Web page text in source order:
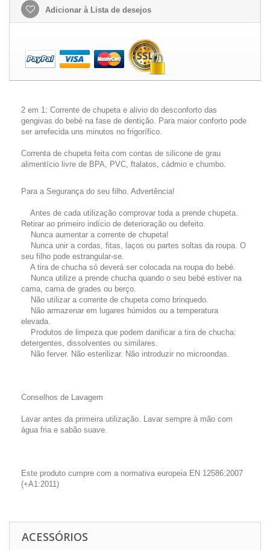
Adicionar à Lista de desejos
2 em 1: Corrente de chupeta e alivio do desconforto das
gengivas do bebé na fase de dentição. Para maior conforto pode
ser arrefecida uns minutos no frigorífico.
Correnta de chupeta feita com contas de silicone de grau
alimentício livre de BPA, PVC, ftalatos, cádmio e chumbo.
Para a Segurança do seu filho. Advertência!
Antes de cada utilização comprovar toda a prende chupeta.
Retirar ao primeiro indício de deterioração ou defeito.
Nunca aumentar a corrente de chupeta!
Nunca unir a cordas, fitas, laços ou partes soltas da roupa. O
seu filho pode estrangular-se.
A tira de chucha só deverá ser colocada na roupa do bebé.
Nunca utilize a prende chucha quando o seu bebé estiver na
cama, cama de grades ou berço.
Não utilizar a corrente de chupeta como brinquedo.
Não armazenar em lugares húmidos ou a temperatura
elevada.
Produtos de limpeza que podem danificar a tira de chucha:
detergentes, dissolventes ou similares.
Não ferver. Não esterilizar. Não introduzir no microondas.
Conselhos de Lavagem
Lavar antes da primeira utilização. Lavar sempre à mão com
água fria e sabão suave.
Este produto cumpre com a normativa europeia EN 12586:2007
(+A1:2011)
ACESSÓRIOS